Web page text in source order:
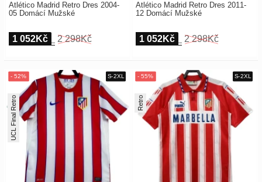
Atlético Madrid Retro Dres 2004-
05 Domácí Mužské
1 052Kč 2 298Kč
Atlético Madrid Retro Dres 2011-
12 Domácí Mužské
1 052Kč 2 298Kč
UCL Final Retro Retro